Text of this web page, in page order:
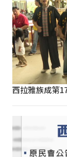
西拉雅族成第